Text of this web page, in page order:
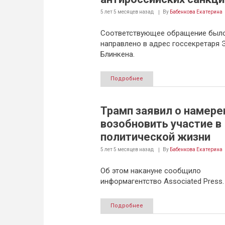
5 лет 5 месяцевназад By Бабенкова Екатерина
Соответствующее обращение
направлено в адрес госсекретаря
Блинкена.
Подробнее
Трамп заявил о
возобновить участие в
политической жизни
5 лет 5 месяцевназад By Бабенкова Екатерина
Об этом накануне сообщило
информагентство Associated Press.
Подробнее